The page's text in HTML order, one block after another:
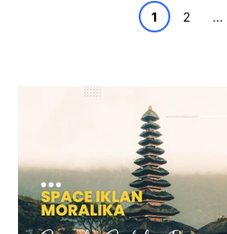
Page
1 Page
2 …